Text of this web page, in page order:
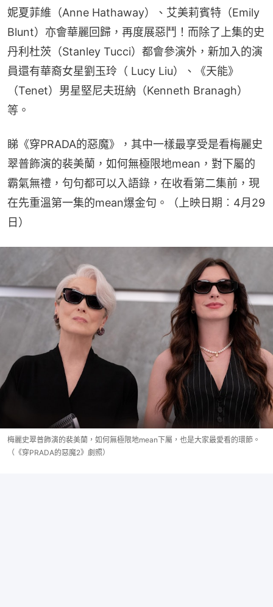
妮夏菲維（Anne Hathaway）、艾美莉賓特（Emily
Blunt）亦會華麗回歸，再度展惡鬥！而除了上集的史
丹利杜茨（Stanley Tucci）都會參演外，新加入的演
員還有華裔女星劉玉玲（ Lucy Liu）、《天能》
（Tenet）男星堅尼夫班納（Kenneth Branagh）
等。
睇《穿PRADA的惡魔》，其中一樣最享受是看梅麗史
翠普飾演的裴美蘭，如何無極限地mean，對下屬的
霸氣無禮，句句都可以入語錄，在收看第二集前，現
在先重溫第一集的mean爆金句。（上映日期︰4月29
日）
梅麗史翠普飾演的裴美蘭，如何無極限地mean下屬，也是大家最愛看的環節。
（《穿PRADA的惡魔2》劇照）